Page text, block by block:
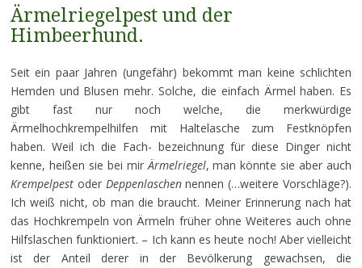
Ärmelriegelpest und der
Himbeerhund.
Seit ein paar Jahren (ungefähr) bekommt man keine schlichten
Hemden und Blusen mehr. Solche, die einfach Ärmel haben. Es
gibt fast nur noch welche, die merkwürdige
Ärmelhochkrempelhilfen mit Haltelasche zum Festknöpfen
haben. Weil ich die Fach- bezeichnung für diese Dinger nicht
kenne, heißen sie bei mirÄrmelriegel, man könnte sie aber auch
Krempelpestoder Deppenlaschennennen (…weitere Vorschläge?).
Ich weiß nicht, ob man die braucht. Meiner Erinnerung nach hat
das Hochkrempeln von Ärmeln früher ohne Weiteres auch ohne
Hilfslaschen funktioniert. – Ich kann es heute noch! Aber vielleicht
ist der Anteil derer in der Bevölkerung gewachsen, die